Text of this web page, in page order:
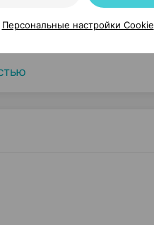
Персональные настройки Cookie